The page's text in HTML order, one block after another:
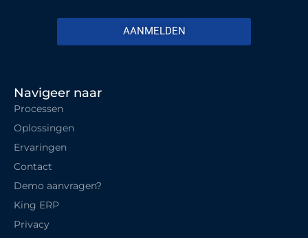
AANMELDEN
Navigeer naar
Processen
Oplossingen
Ervaringen
Contact
Demo aanvragen?
King ERP
Privacy